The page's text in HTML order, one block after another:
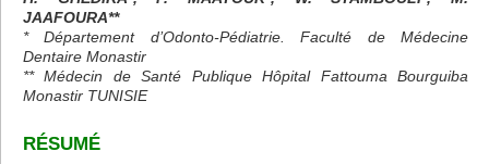
JAAFOURA**
* Département d’Odonto-Pédiatrie. Faculté de Médecine
Dentaire Monastir
** Médecin de Santé Publique Hôpital Fattouma Bourguiba
Monastir TUNISIE
RÉSUMÉ